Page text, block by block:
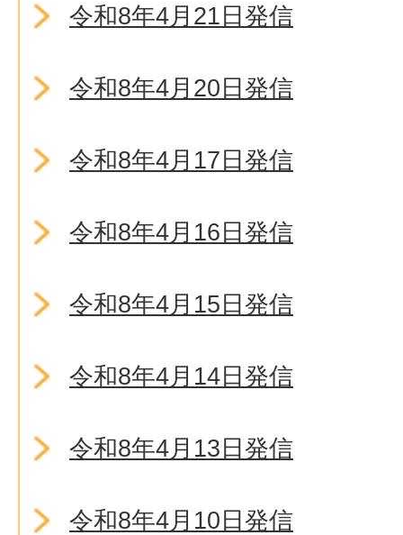
令和8年4月21日発信
令和8年4月20日発信
令和8年4月17日発信
令和8年4月16日発信
令和8年4月15日発信
令和8年4月14日発信
令和8年4月13日発信
令和8年4月10日発信